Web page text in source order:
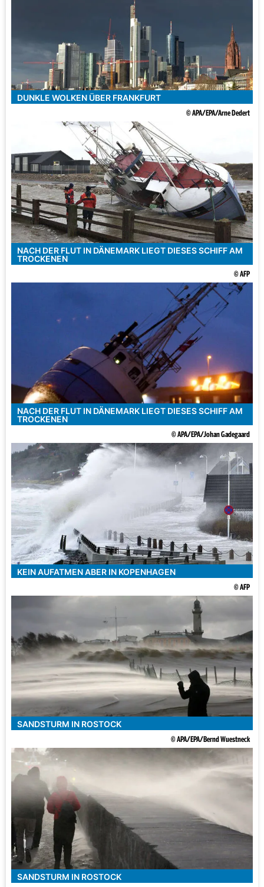
DUNKLE WOLKEN ÜBER FRANKFURT
© APA/EPA/Arne Dedert
NACH DER FLUT IN DÄNEMARK LIEGT DIESES SCHIFF AM
TROCKENEN
© AFP
NACH DER FLUT IN DÄNEMARK LIEGT DIESES SCHIFF AM
TROCKENEN
© APA/EPA/Johan Gadegaard
KEIN AUFATMEN ABER IN KOPENHAGEN
© AFP
SANDSTURM IN ROSTOCK
© APA/EPA/Bernd Wuestneck
SANDSTURM IN ROSTOCK